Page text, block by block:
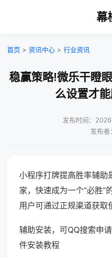
幕
首页 > 资讯中心 > 行业资讯
稳赢策略!微乐干瞪
么设置才
发布时间：
发布者
小程序打牌提高胜率辅助
家，快速成为一个“必胜”
用户可通过正规渠道获取
辅助安装，可QQ搜索申
件安装教程